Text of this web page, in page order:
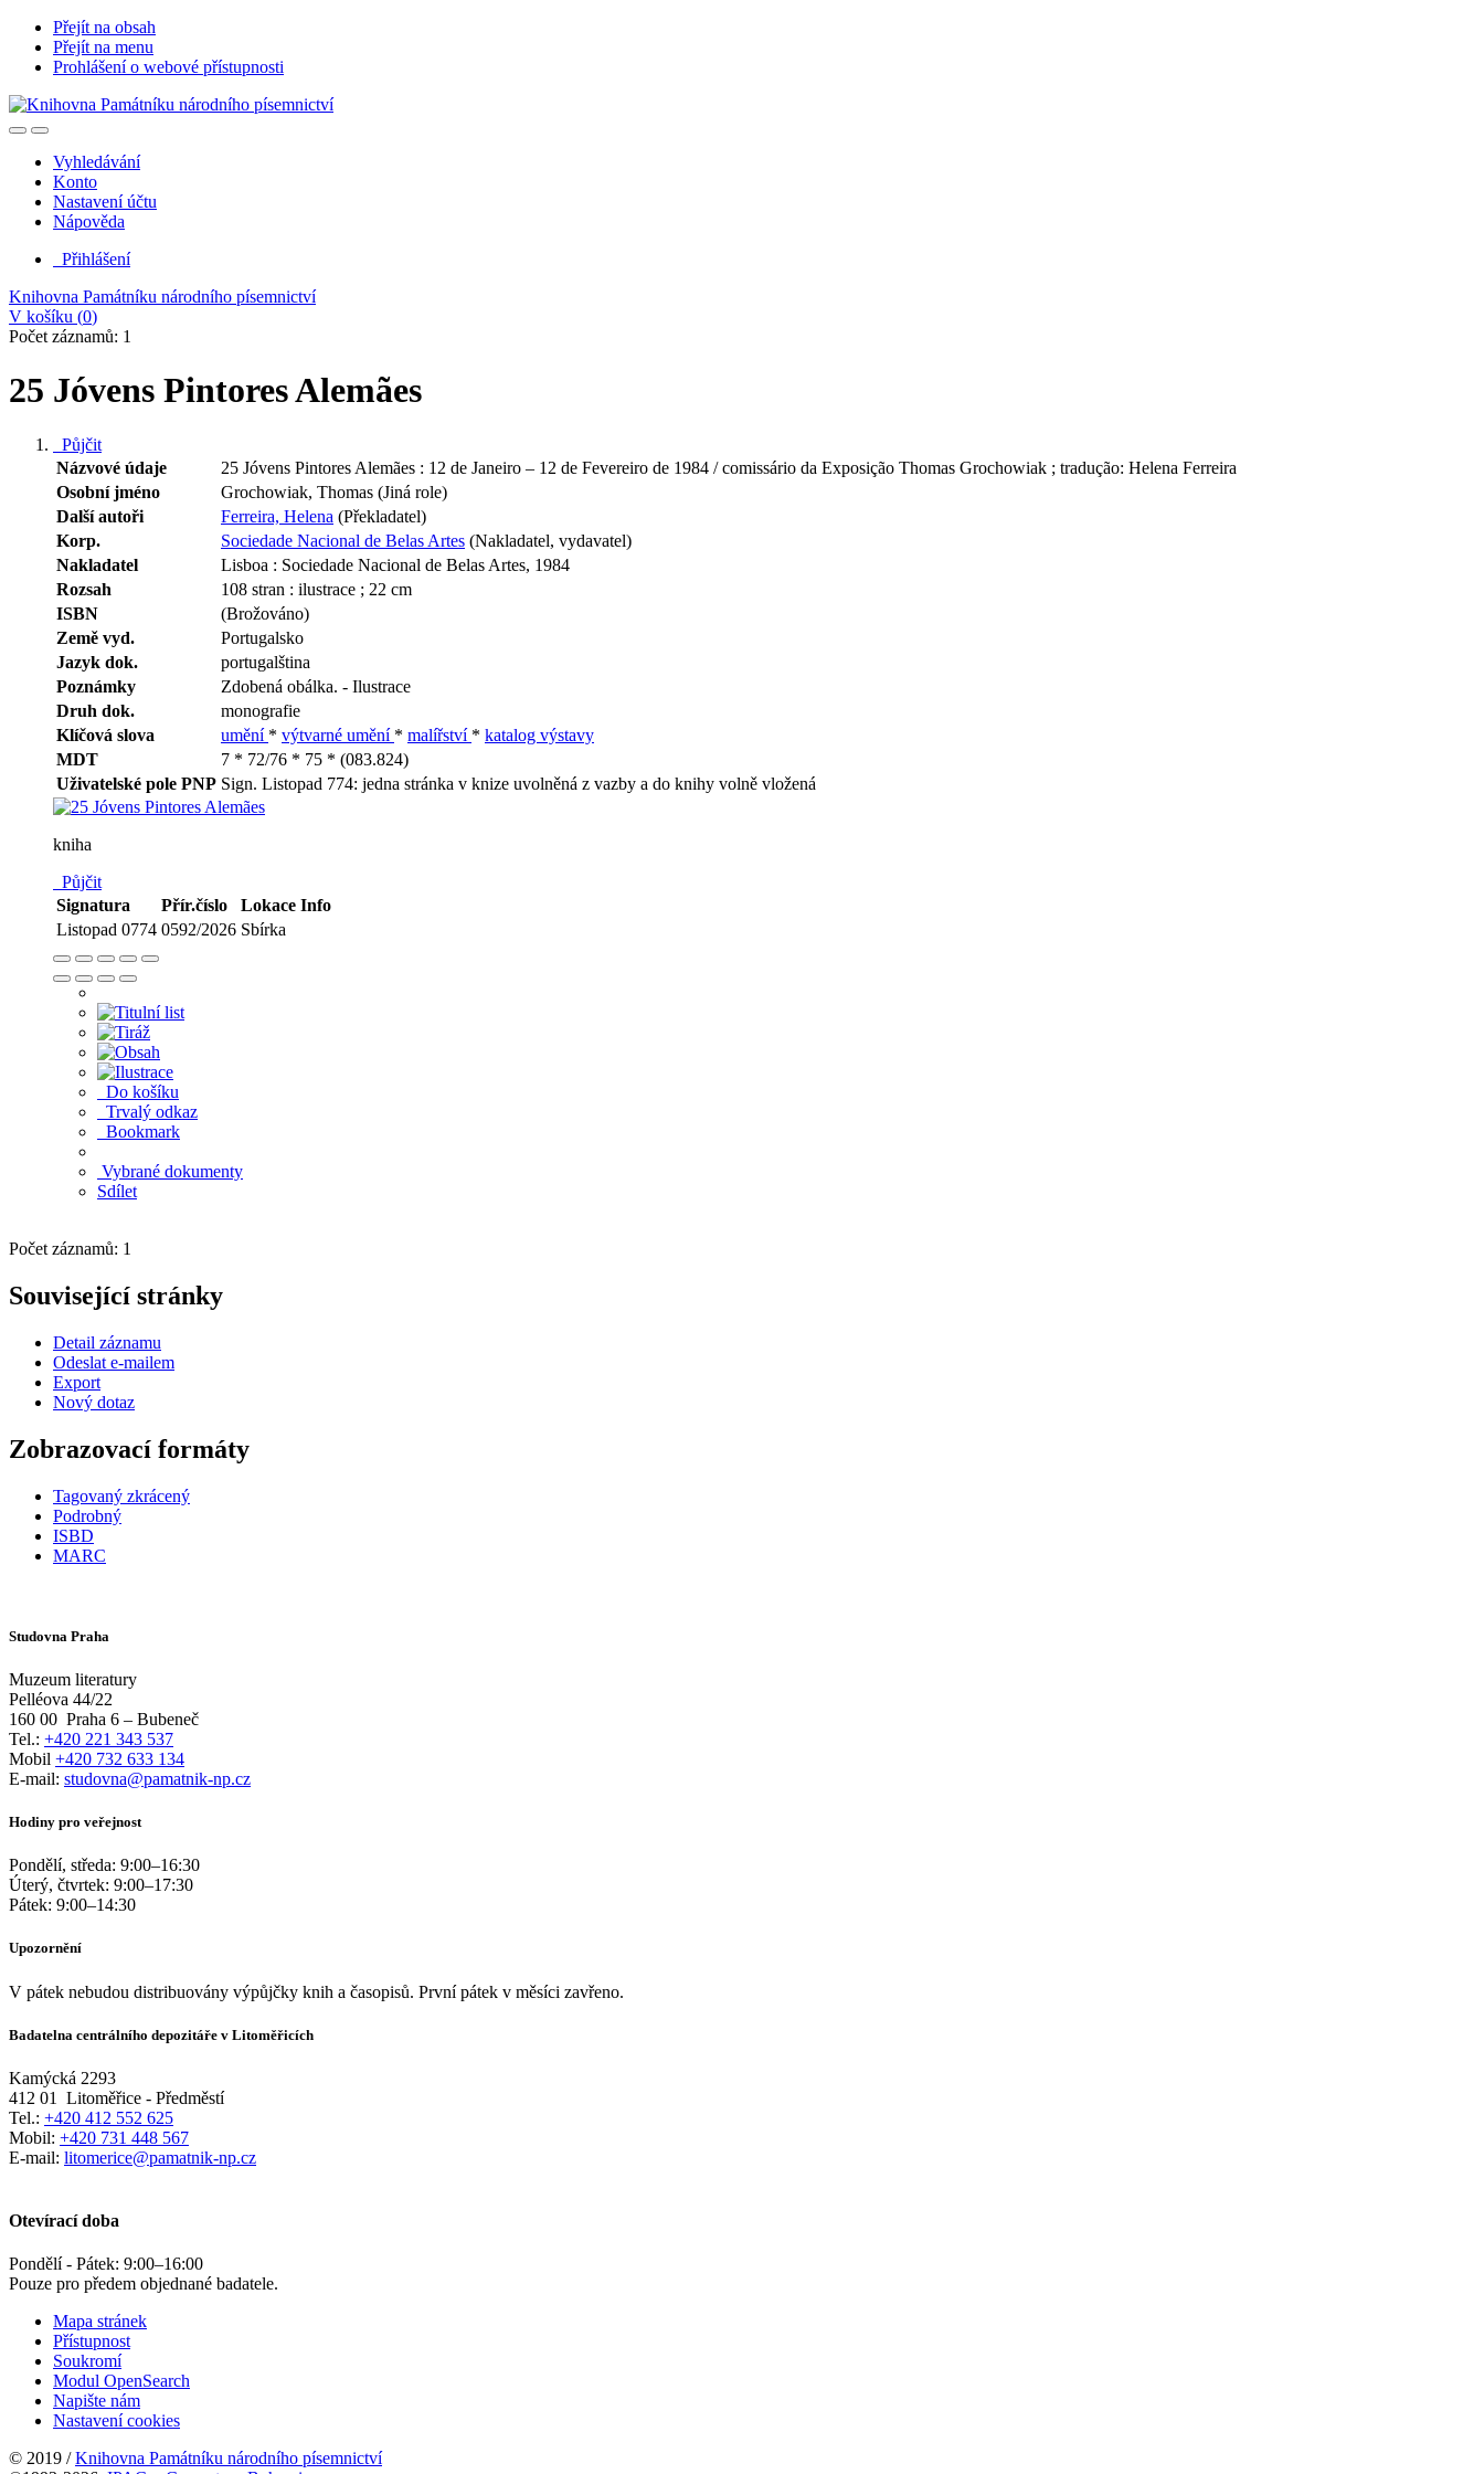
Přejít na obsah
Přejít na menu
Prohlášení o webové přístupnosti
Vyhledávání
Konto
Nastavení účtu
Nápověda
Přihlášení
Knihovna Památníku národního písemnictví
V košíku (0)
Počet záznamů: 1
25 Jóvens Pintores Alemães
Půjčit
Názvové údaje
25 Jóvens Pintores Alemães : 12 de Janeiro – 12 de Fevereiro de 1984 / comissário da Exposição Thomas Grochowiak ; tradução: Helena Ferreira
Osobní jméno
Grochowiak, Thomas (Jiná role)
Další autoři
Ferreira, Helena (Překladatel)
Korp.
Sociedade Nacional de Belas Artes (Nakladatel, vydavatel)
Nakladatel
Lisboa : Sociedade Nacional de Belas Artes, 1984
Rozsah
108 stran : ilustrace ; 22 cm
ISBN
(Brožováno)
Země vyd.
Portugalsko
Jazyk dok.
portugalština
Poznámky
Zdobená obálka. - Ilustrace
Druh dok.
monografie
Klíčová slova
umění * výtvarné umění * malířství * katalog výstavy
MDT
7 * 72/76 * 75 * (083.824)
Uživatelské pole PNP Sign. Listopad 774: jedna stránka v knize uvolněná z vazby a do knihy volně vložená
kniha
Půjčit
Signatura
Přír.číslo Lokace Info
Listopad 0774 0592/2026 Sbírka
Do košíku
Trvalý odkaz
Bookmark
Vybrané dokumenty
Sdílet
Počet záznamů: 1
Související stránky
Detail záznamu
Odeslat e-mailem
Export
Nový dotaz
Zobrazovací formáty
Tagovaný zkrácený
Podrobný
ISBD
MARC
Studovna Praha
Muzeum literatury
Pelléova 44/22
160 00 Praha 6 – Bubeneč
Tel.: +420 221 343 537
Mobil +420 732 633 134
E-mail: studovna@pamatnik-np.cz
Hodiny pro veřejnost
Pondělí, středa: 9:00–16:30
Úterý, čtvrtek: 9:00–17:30
Pátek: 9:00–14:30
Upozornění
V pátek nebudou distribuovány výpůjčky knih a časopisů. První pátek v měsíci zavřeno.
Badatelna centrálního depozitáře v Litoměřicích
Kamýcká 2293
412 01
Litoměřice - Předměstí
Tel.: +420 412 552 625
Mobil: +420 731 448 567
E-mail: litomerice@pamatnik-np.cz
Otevírací doba
Pondělí - Pátek: 9:00–16:00
Pouze pro předem objednané badatele.
Mapa stránek
Přístupnost
Soukromí
Modul OpenSearch
Napište nám
Nastavení cookies
© 2019 /Knihovna Památníku národního písemnictví